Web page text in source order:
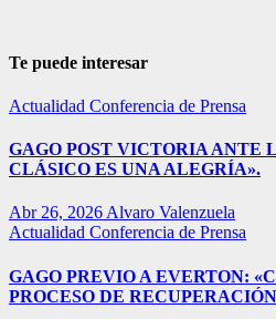
Te puede interesar
Actualidad Conferencia de Prensa
GAGO POST VICTORIA ANTE
CLÁSICO ES UNA ALEGRÍA».
Abr 26, 2026 Alvaro Valenzuela
Actualidad Conferencia de Prensa
GAGO PREVIO A EVERTON:
PROCESO DE